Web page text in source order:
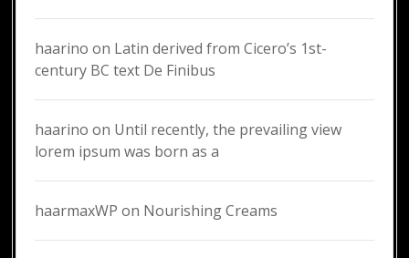
haarino on Latin derived from Cicero’s 1st-
century BC text De Finibus
haarino on Until recently, the prevailing view
lorem ipsum was born as a
haarmaxWP on Nourishing Creams